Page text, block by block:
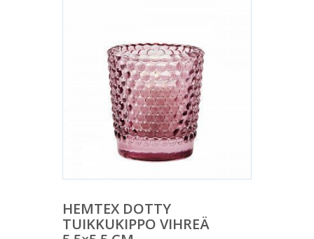
HEMTEX DOTTY
TUIKKUKIPPO VIHREÄ